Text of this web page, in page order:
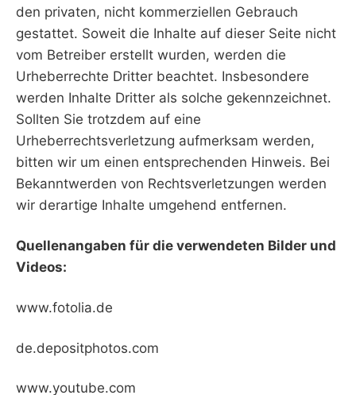
den privaten, nicht kommerziellen Gebrauch
gestattet. Soweit die Inhalte auf dieser Seite nicht
vom Betreiber erstellt wurden, werden die
Urheberrechte Dritter beachtet. Insbesondere
werden Inhalte Dritter als solche gekennzeichnet.
Sollten Sie trotzdem auf eine
Urheberrechtsverletzung aufmerksam werden,
bitten wir um einen entsprechenden Hinweis. Bei
Bekanntwerden von Rechtsverletzungen werden
wir derartige Inhalte umgehend entfernen.
Quellenangaben für die verwendeten Bilder und
Videos:
www.fotolia.de
de.depositphotos.com
www.youtube.com